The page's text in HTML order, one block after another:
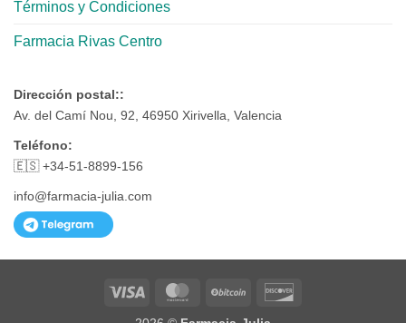
Términos y Condiciones
Farmacia Rivas Centro
Dirección postal::
Av. del Camí Nou, 92, 46950 Xirivella, Valencia
Teléfono:
🇪🇸 +34-51-8899-156
info@farmacia-julia.com
Visa MasterCardBitCoin